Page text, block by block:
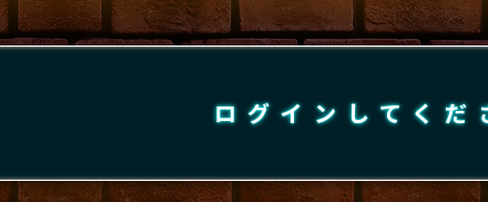
プレー履歴 プレーグラフ
ログインしてくだ